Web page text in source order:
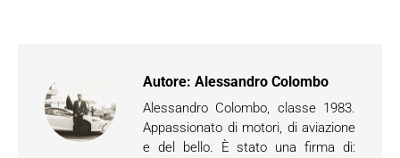
Autore: Alessandro Colombo
Alessandro Colombo, classe 1983.
Appassionato di motori, di aviazione
e del bello. È stato una firma di: